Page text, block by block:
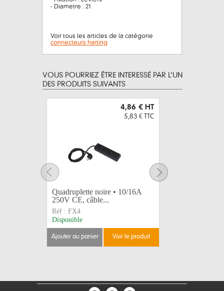
- Diametre : 21
Voir tous les articles de la catégorie
connecteurs harting
VOUS POURRIEZ ÊTRE INTERESSÉ PAR L’UN
DES PRODUITS SUIVANTS
4,86 € HT
5,83 € TTC
Quadruplette noire • 10/16A
250V CE, câble...
Réf : FX4
Disponible
ajouter au panier voir le produit